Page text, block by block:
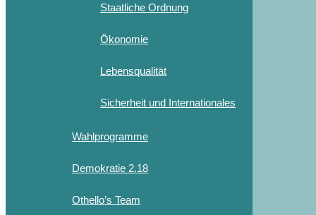
Staatliche Ordnung
Ökonomie
Lebensqualität
Sicherheit und Internationales
Wahlprogramme
Demokratie 2.18
Othello’s Team